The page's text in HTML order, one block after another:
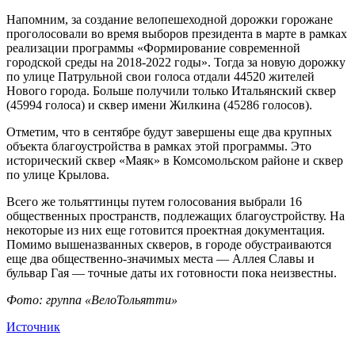
Напомним, за создание велопешеходной дорожки горожане
проголосовали во время выборов президента в марте в рамках
реализации программы «Формирование современной
городской среды на 2018-2022 годы». Тогда за новую дорожку
по улице Патрульной свои голоса отдали 44520 жителей
Нового города. Больше получили только Итальянский сквер
(45994 голоса) и сквер имени Жилкина (45286 голосов).
Отметим, что в сентябре будут завершены еще два крупных
объекта благоустройства в рамках этой программы. Это
исторический сквер «Маяк» в Комсомольском районе и сквер
по улице Крылова.
Всего же тольяттинцы путем голосования выбрали 16
общественных пространств, подлежащих благоустройству. На
некоторые из них еще готовится проектная документация.
Помимо вышеназванных скверов, в городе обустраиваются
еще два общественно-значимых места — Аллея Славы и
бульвар Гая — точные даты их готовности пока неизвестны.
Фото: группа «ВелоТольятти»
Источник